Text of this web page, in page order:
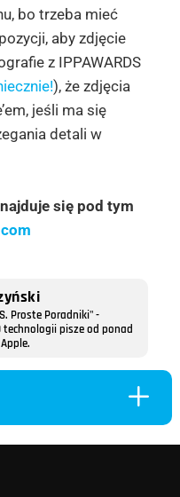
bo trzeba mieć
aby zdjęcie
z IPPAWARDS
), że zdjęcia
jeśli ma się
detali w
się pod tym
Proste Poradniki" -
pisze od ponad
L